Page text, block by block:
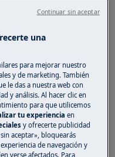
bomba de
una
para mejorar nuestro
y de marketing. También
le das a nuestra web con
y análisis. Al hacer clic en
para que utilicemos
tu experienciaen
y ofrecerte publicidad
aceptar», bloquearás
de navegación y
verse afectados. Para
Continuar sin aceptar